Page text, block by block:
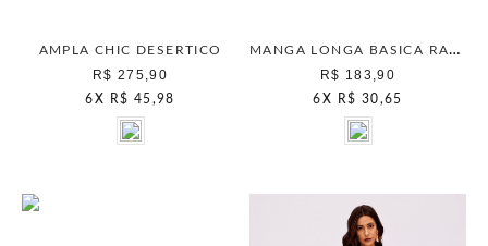
AMPLA CHIC DESERTICO
R$ 275,90
6 X R$ 45,98
MANGA LONGA BASICA RAGLAM 1 CINZA BASALTO
R$ 183,90
6 X R$ 30,65